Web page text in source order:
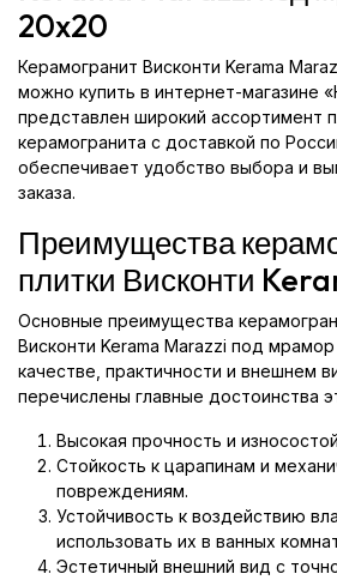
20x20
Керамогранит Висконти Kerama
можно купить в интернет-магазине
представлен широкий ассортимент
керамогранита с доставкой по
обеспечивает удобство выбора и
заказа.
Преимущества
плитки Висконти
Основные преимущества
Висконти Kerama Marazzi под
качестве, практичности и внешнем
перечислены главные достоинства
Высокая прочность и
Стойкость к царапинам и
повреждениям.
Устойчивость к воздействию
использовать их в ванных
Эстетичный внешний вид с